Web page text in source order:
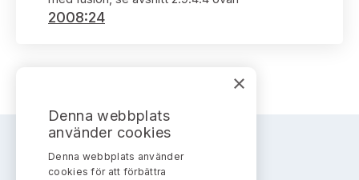
Arbetsordning
Ledamöter
Samtliga uttalanden sorterade årsvis
Uttalanden sorterade ämnesvis
Sök uttalanden
Takeover-regler för reglerade marknader och vissa
handelsplattformar
AKTUELLT
Bildarkiv
Kontakt angående ansökningar och uttalanden
2008:24
AKTIEMARKNADSNÄMNDEN
×
Denna webbplats
använder cookies
Denna webbplats använder
cookies för att förbättra